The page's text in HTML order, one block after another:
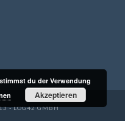
- LOG42 GMBH
du der Verwendung
Akzeptieren